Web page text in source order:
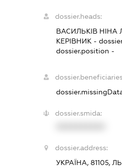
dossier.heads:
ВАСИЛЬКІВ НІНА
КЕРІВНИК -
dossier.position -
dossier.smida:
dossier.address:
УКРАЇНА, 81105,